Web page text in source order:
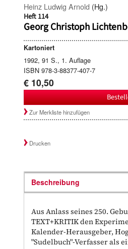
Heinz Ludwig Arnold (Hg.)
Heft 114
Georg Christoph
Kartoniert
1992, 91 S., 1. Auflage
ISBN 978-3-88377-407-7
€ 10,50
Zur Merkliste hinzufügen
Drucken
Beschreibung
Aus Anlass seines 250.
TEXT+KRITIK den
Kalender-Herausgeber,
"Sudelbuch"-Verfasser als